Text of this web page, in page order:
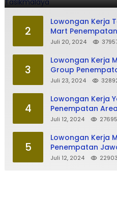
2
Lowongan Kerja
Mart Penempatan
Tasikmalaya
Juli 20, 2024
3
Lowongan Kerja
Group
Tasikmalaya
Juli 23, 2024
4
Lowongan Kerja
Penempatan
Barat
Juli 12, 2024 27695
5
Lowongan Kerja
Penempatan
Juli 12, 2024 22903